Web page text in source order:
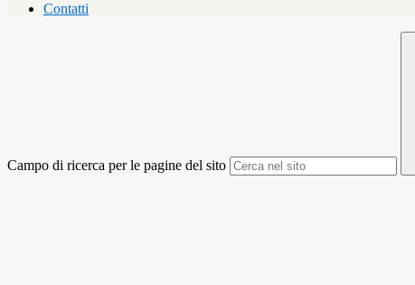
Contatti
Campo di ricerca per le pagine del sito